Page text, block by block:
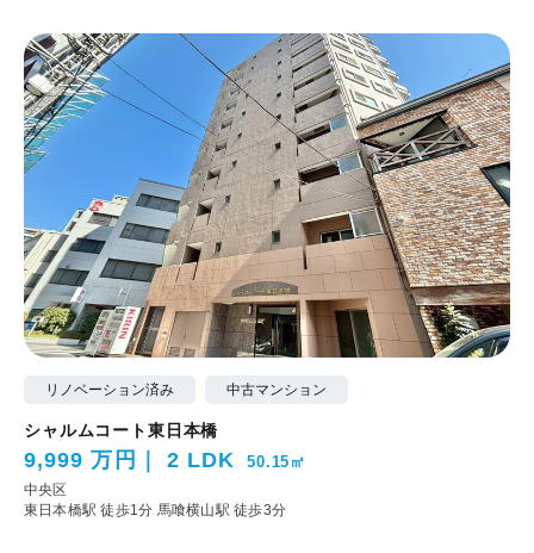
リノベーション済み 中古マンション
シャルムコート東日本橋
9,999 万円 2 LDK 50.15㎡
中央区
東日本橋駅 徒歩1分 馬喰横山駅 徒歩3分